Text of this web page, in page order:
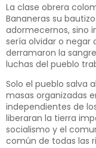
La clase obrera
Bananeras su
adormecernos, sino
sería olvidar o negar
derramaron la
luchas del pueblo
Solo el pueblo salva
masas organizadas
independientes de
liberaran la tierra
socialismo y el
común de todas las